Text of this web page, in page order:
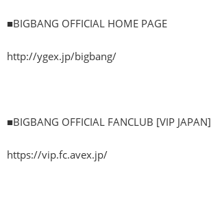
■BIGBANG OFFICIAL HOME PAGE
http://ygex.jp/bigbang/
■BIGBANG OFFICIAL FANCLUB [VIP JAPAN]
https://vip.fc.avex.jp/